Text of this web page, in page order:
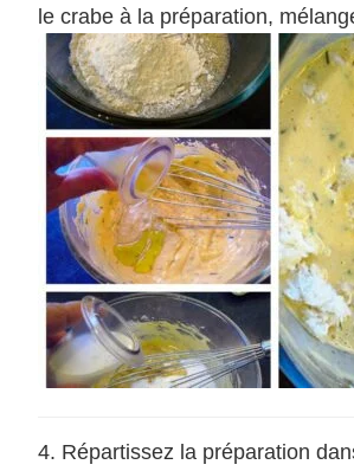
le crabe à la préparation,
Répartissez la préparation